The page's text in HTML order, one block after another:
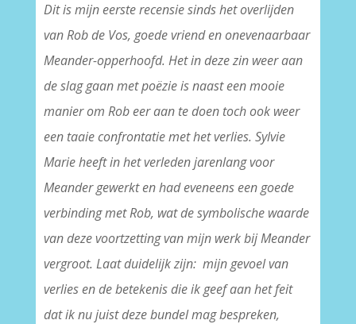
Dit is mijn eerste recensie sinds het overlijden
van Rob de Vos, goede vriend en onevenaarbaar
Meander-opperhoofd. Het in deze zin weer aan
de slag gaan met poëzie is naast een mooie
manier om Rob eer aan te doen toch ook weer
een taaie confrontatie met het verlies. Sylvie
Marie heeft in het verleden jarenlang voor
Meander gewerkt en had eveneens een goede
verbinding met Rob, wat de symbolische waarde
van deze voortzetting van mijn werk bij Meander
vergroot. Laat duidelijk zijn: mijn gevoel van
verlies en de betekenis die ik geef aan het feit
dat ik nu juist deze bundel mag bespreken,